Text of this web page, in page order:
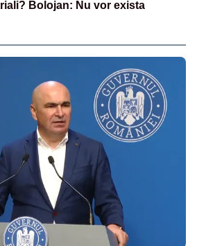
Bolojan: Nu vor exista